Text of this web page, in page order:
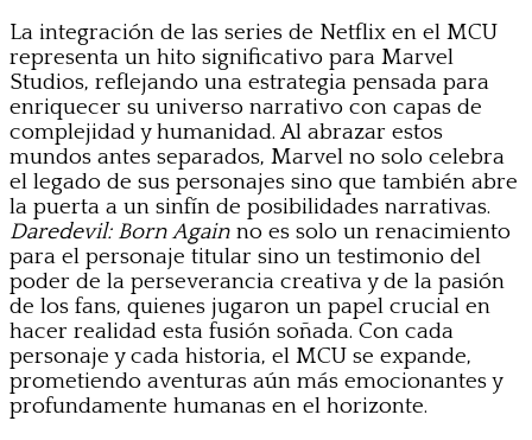
La integración de las series de Netflix en el MCU
representa un hito significativo para Marvel
Studios, reflejando una estrategia pensada para
enriquecer su universo narrativo con capas de
complejidad y humanidad. Al abrazar estos
mundos antes separados, Marvel no solo celebra
el legado de sus personajes sino que también abre
la puerta a un sinfín de posibilidades narrativas.
Daredevil: Born Again no es solo un renacimiento
para el personaje titular sino un testimonio del
poder de la perseverancia creativa y de la pasión
de los fans, quienes jugaron un papel crucial en
hacer realidad esta fusión soñada. Con cada
personaje y cada historia, el MCU se expande,
prometiendo aventuras aún más emocionantes y
profundamente humanas en el horizonte.